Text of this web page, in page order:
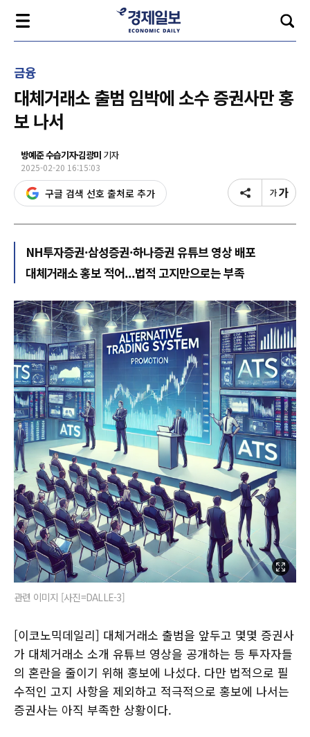
금융
대체거래소 출범 임박에 소수 증권사만 홍
보 나서
방예준 수습기자·김광미 기자
2025-02-20 16:15:03
구글 검색 선호 출처로 추가
NH투자증권·삼성증권·하나증권 유튜브 영상 배포
대체거래소 홍보 적어...법적 고지만으로는 부족
관련 이미지 [사진=DALLE-3]
[이코노믹데일리] 대체거래소 출범을 앞두고 몇몇 증권사
가 대체거래소 소개 유튜브 영상을 공개하는 등 투자자들
의 혼란을 줄이기 위해 홍보에 나섰다. 다만 법적으로 필
수적인 고지 사항을 제외하고 적극적으로 홍보에 나서는
증권사는 아직 부족한 상황이다.